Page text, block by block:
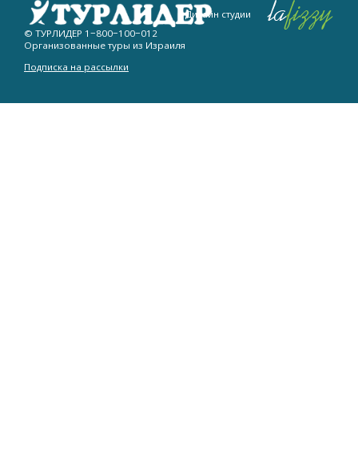
© ТУРЛИДЕР 1−800−100−012
Организованные туры из Израиля
Подписка на рассылки
Дизайн студии